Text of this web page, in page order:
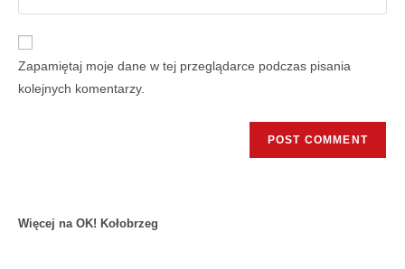
Zapamiętaj moje dane w tej przeglądarce podczas pisania
kolejnych komentarzy.
Więcej na OK! Kołobrzeg